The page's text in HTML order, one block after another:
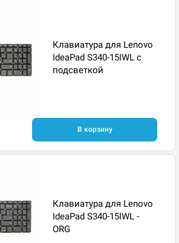
Клавиатура для Lenovo
IdeaPad S340-15IWL с
подсветкой
В корзину
Клавиатура для Lenovo
IdeaPad S340-15IWL -
ORG